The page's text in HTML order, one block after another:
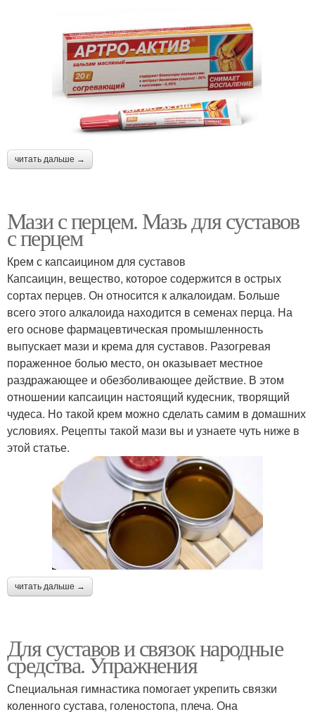
читать дальше →
Мази с перцем. Мазь для суставов
с перцем
Крем с капсаицином для суставов
Капсаицин, вещество, которое содержится в острых
сортах перцев. Он относится к алкалоидам. Больше
всего этого алкалоида находится в семенах перца. На
его основе фармацевтическая промышленность
выпускает мази и крема для суставов. Разогревая
пораженное болью место, он оказывает местное
раздражающее и обезболивающее действие. В этом
отношении капсаицин настоящий кудесник, творящий
чудеса. Но такой крем можно сделать самим в домашних
условиях. Рецепты такой мази вы и узнаете чуть ниже в
этой статье.
читать дальше →
Для суставов и связок народные
средства. Упражнения
Специальная гимнастика помогает укрепить связки
коленного сустава, голеностопа, плеча. Она